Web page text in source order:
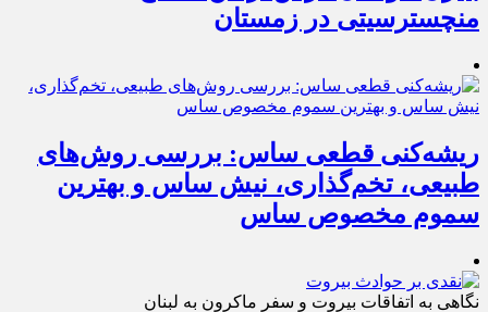
منچسترسیتی در زمستان
ریشه‌کنی قطعی ساس: بررسی روش‌های
طبیعی، تخم‌گذاری، نیش ساس و بهترین
سموم مخصوص ساس
نگاهی به اتفاقات بیروت و سفر ماکرون به لبنان